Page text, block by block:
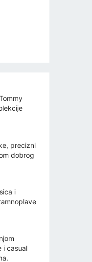
precizni
dobrog
i
i casual